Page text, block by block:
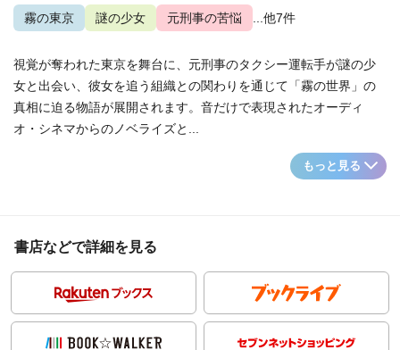
霧の東京 謎の少女 元刑事の苦悩 ...他7件
視覚が奪われた東京を舞台に、元刑事のタクシー運転手が謎の少
女と出会い、彼女を追う組織との関わりを通じて「霧の世界」の
真相に迫る物語が展開されます。音だけで表現されたオーディ
オ・シネマからのノベライズと...
もっと見る
書店などで詳細を見る